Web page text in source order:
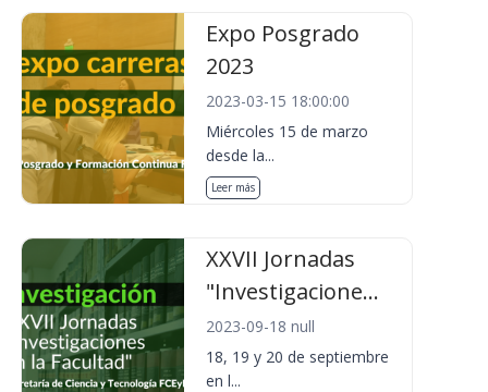
Expo Posgrado
2023
2023-03-15 18:00:00
Miércoles 15 de marzo
desde la...
Leer más
XXVII Jornadas
"Investigacione...
2023-09-18 null
18, 19 y 20 de septiembre
en l...